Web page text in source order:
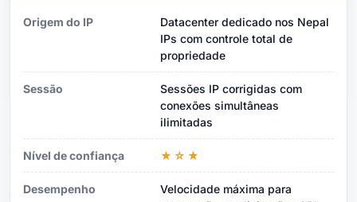
Origem do IP
Datacenter dedicado nos Nepal
IPs com controle total de
propriedade
Sessão
Sessões IP corrigidas com
conexões simultâneas
ilimitadas
Nível de confiança ★☆★
Desempenho
Velocidade máxima para